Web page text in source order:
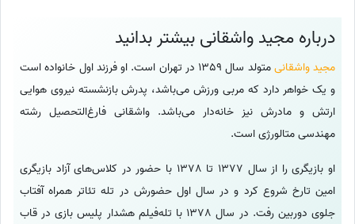
درباره مجید واشقانی بیشتر بدانید
مجید واشقانی
متولد سال 1359 در تهران است. او فرزند اول خانواده است
و یک خواهر دارد که مربی ورزش می‌باشد، پدرش بازنشسته نیروی هوایی
ارتش و مادرش نیز خانه‌دار می‌باشد. واشقانی فارغ‌التحصیل رشته
مهندسی متالورژی است.
او بازیگری را از سال 1377 تا 1378 با حضور در کلاس‌های آزاد بازیگری
امین تارخ شروع کرد و در سال اول حضورش در تله تئاتر همراه آفتاب
جلوی دوربین رفت. در سال 1378 با تله‌فیلم هشدار پلیس بازی در قاب